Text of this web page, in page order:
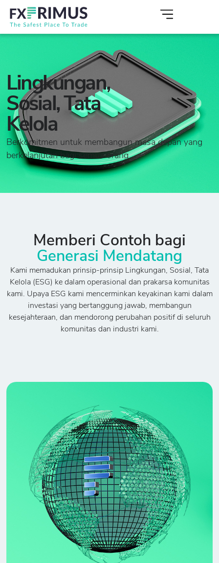
Lingkungan,
Sosial, Tata
Kelola
Berkomitmen untuk membangun masa depan yang
berkelanjutan bagi semua orang.
Memberi Contoh bagi
Generasi Mendatang
Kami memadukan prinsip-prinsip Lingkungan, Sosial, Tata
Kelola (ESG) ke dalam operasional dan prakarsa komunitas
kami. Upaya ESG kami mencerminkan keyakinan kami dalam
investasi yang bertanggung jawab, membangun
kesejahteraan, dan mendorong perubahan positif di seluruh
komunitas dan industri kami.